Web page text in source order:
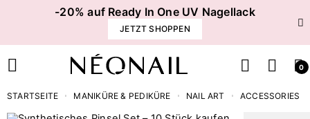
-20% auf Ready In One UV Nagellack
JETZT SHOPPEN
0
STARTSEITE MANIKÜRE & PEDIKÜRE NAIL ART ACCESSORIES